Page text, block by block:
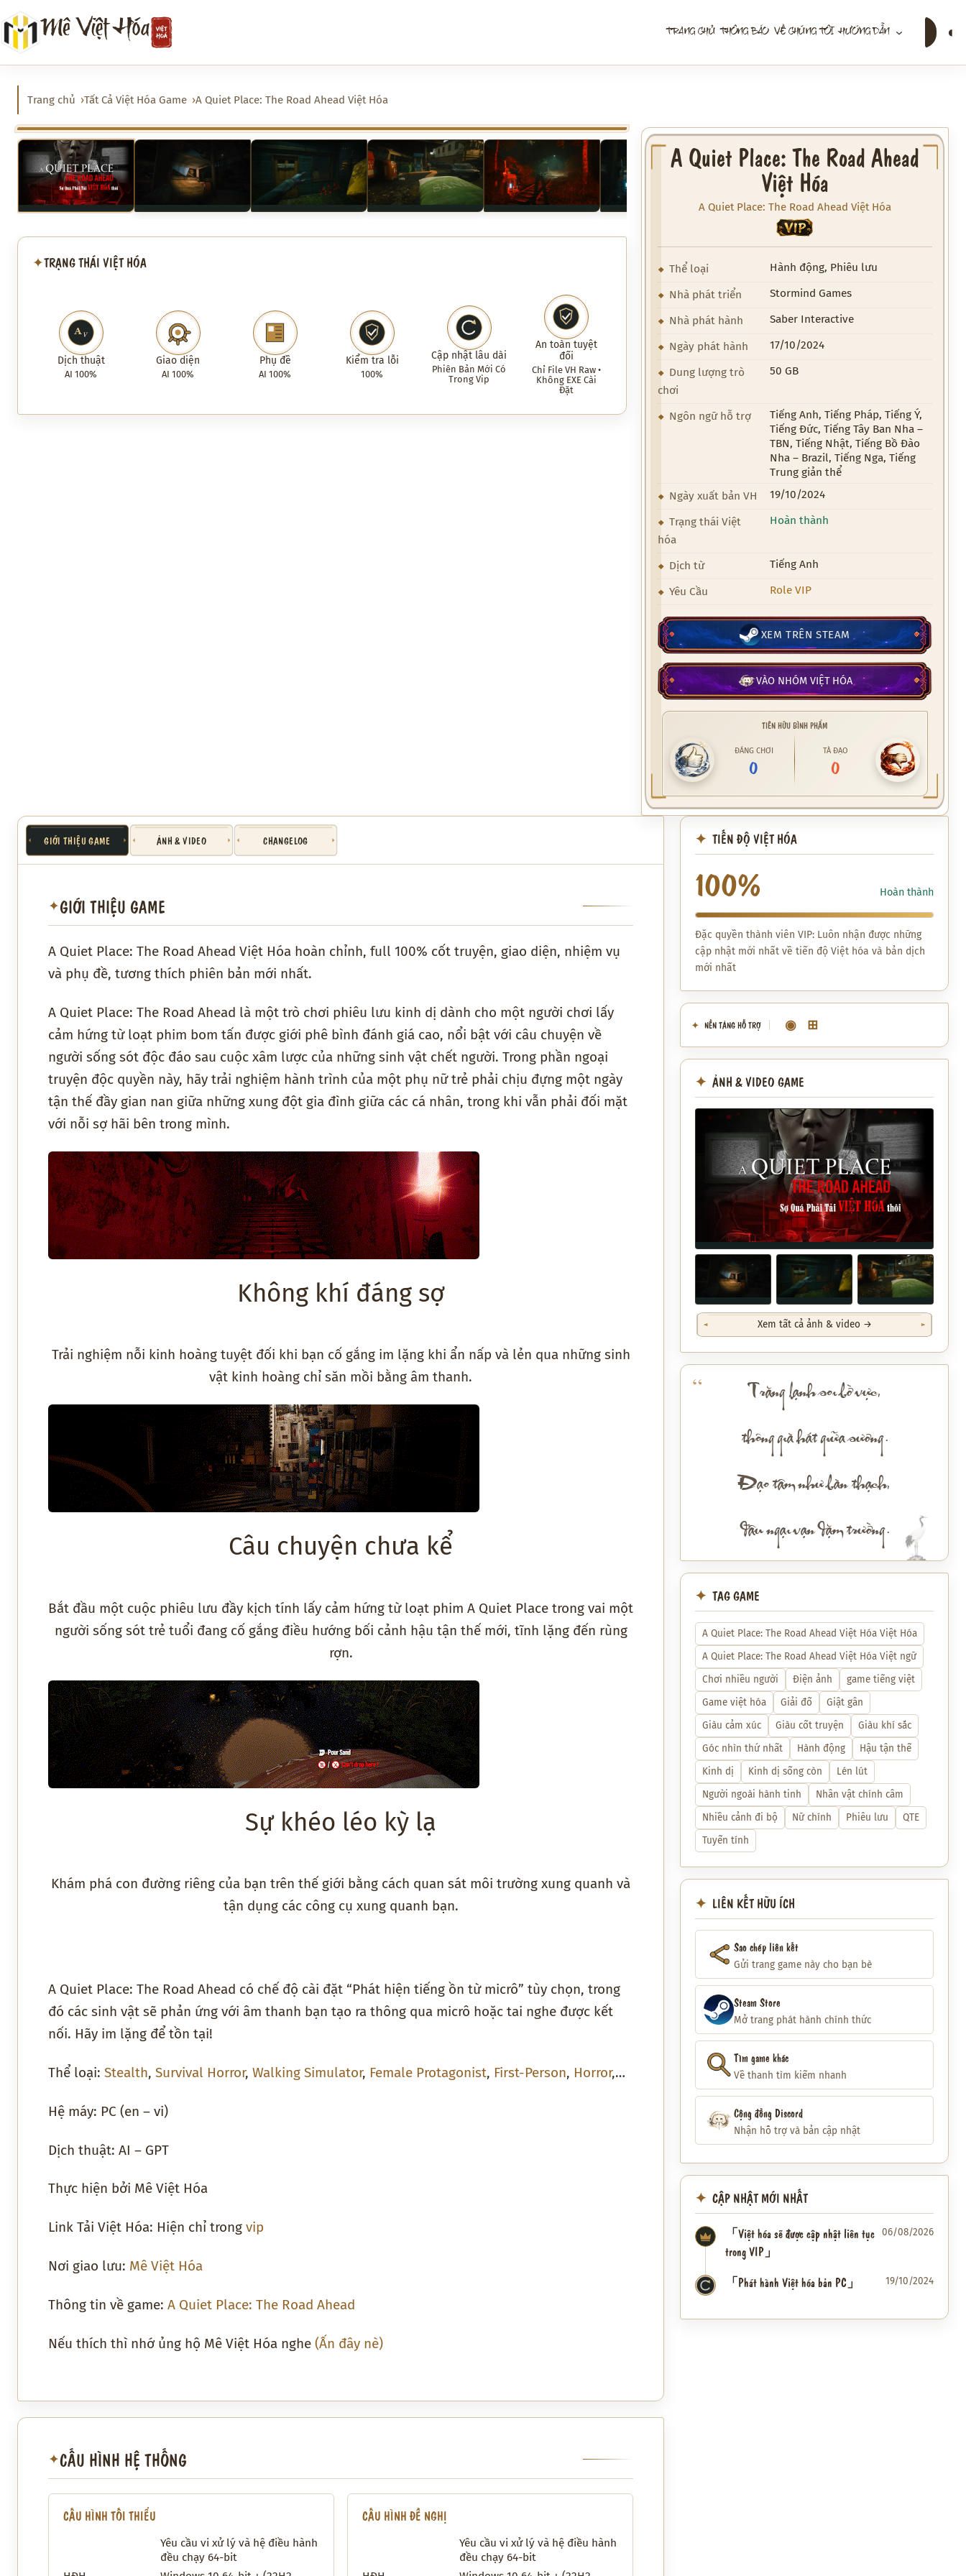
đến
phần
nội
dung
Mê Việt Hóa TRANG CHỦ THÔNG BÁO VỀ CHÚNG TÔI HƯỚNG DẪN
kiếm
◐
Trang chủ Tất Cả Việt Hóa Game A Quiet Place: The Road Ahead Việt Hóa
‹ ›
✦TRẠNG THÁI VIỆT HÓA
Dịch thuật
AI 100%
Giao diện
AI 100%
Phụ đề
AI 100%
Kiểm tra lỗi
100%
Cập nhật lâu dài
Phiên Bản Mới Có
Trong Vip
An toàn tuyệt
đối
Chỉ File VH Raw •
Không EXE Cài
Đặt
A Quiet Place: The Road Ahead
Việt Hóa
A Quiet Place: The Road Ahead Việt Hóa
VIP
Thể loại Hành động, Phiêu lưu
Nhà phát triển Stormind Games
Nhà phát hành Saber Interactive
Ngày phát hành 17/10/2024
Dung lượng trò
chơi
50 GB
Ngôn ngữ hỗ trợ
Tiếng Anh, Tiếng Pháp, Tiếng Ý,
Tiếng Đức, Tiếng Tây Ban Nha –
TBN, Tiếng Nhật, Tiếng Bồ Đào
Nha – Brazil, Tiếng Nga, Tiếng
Trung giản thể
Ngày xuất bản VH
19/10/2024
Trạng thái Việt
hóa
Hoàn thành
Dịch từ Tiếng Anh
Yêu Cầu Role VIP
XEM TRÊN STEAM
VÀO NHÓM VIỆT HÓA
TIÊN HỮU BÌNH PHẨM
ĐÁNG CHƠI
0
TÀ ĐẠO
0
GIỚI THIỆU GAME ẢNH & VIDEO CHANGELOG
✦GIỚI THIỆU GAME
A Quiet Place: The Road Ahead Việt Hóa hoàn chỉnh, full 100% cốt truyện, giao diện, nhiệm vụ
và phụ đề, tương thích phiên bản mới nhất.
A Quiet Place: The Road Ahead là một trò chơi phiêu lưu kinh dị dành cho một người chơi lấy
cảm hứng từ loạt phim bom tấn được giới phê bình đánh giá cao, nổi bật với câu chuyện về
người sống sót độc đáo sau cuộc xâm lược của những sinh vật chết người. Trong phần ngoại
truyện độc quyền này, hãy trải nghiệm hành trình của một phụ nữ trẻ phải chịu đựng một ngày
tận thế đầy gian nan giữa những xung đột gia đình giữa các cá nhân, trong khi vẫn phải đối mặt
với nỗi sợ hãi bên trong mình.
Không khí đáng sợ
Trải nghiệm nỗi kinh hoàng tuyệt đối khi bạn cố gắng im lặng khi ẩn nấp và lẻn qua những sinh
vật kinh hoàng chỉ săn mồi bằng âm thanh.
Câu chuyện chưa kể
Bắt đầu một cuộc phiêu lưu đầy kịch tính lấy cảm hứng từ loạt phim A Quiet Place trong vai một
người sống sót trẻ tuổi đang cố gắng điều hướng bối cảnh hậu tận thế mới, tĩnh lặng đến rùng
rợn.
Sự khéo léo kỳ lạ
Khám phá con đường riêng của bạn trên thế giới bằng cách quan sát môi trường xung quanh và
tận dụng các công cụ xung quanh bạn.
A Quiet Place: The Road Ahead có chế độ cài đặt “Phát hiện tiếng ồn từ micrô” tùy chọn, trong
đó các sinh vật sẽ phản ứng với âm thanh bạn tạo ra thông qua micrô hoặc tai nghe được kết
nối. Hãy im lặng để tồn tại!
Thể loại: Stealth, Survival Horror, Walking Simulator, Female Protagonist, First-Person, Horror,…
Hệ máy: PC (en – vi)
Dịch thuật: AI – GPT
Thực hiện bởi Mê Việt Hóa
Link Tải Việt Hóa: Hiện chỉ trong vip
Nơi giao lưu: Mê Việt Hóa
Thông tin về game: A Quiet Place: The Road Ahead
Nếu thích thì nhớ ủng hộ Mê Việt Hóa nghe (Ấn đây nè)
✦CẤU HÌNH HỆ THỐNG
CẤU HÌNH TỐI THIỂU
Yêu cầu vi xử lý và hệ điều hành
đều chạy 64-bit
CẤU HÌNH ĐỀ NGHỊ
Yêu cầu vi xử lý và hệ điều hành
đều chạy 64-bit
TIẾN ĐỘ VIỆT HÓA
100% Hoàn thành
Đặc quyền thành viên VIP: Luôn nhận được những
cập nhật mới nhất về tiến độ Việt hóa và bản dịch
mới nhất
NỀN TẢNG HỖ TRỢ ◉ ⊞
ẢNH & VIDEO GAME
Xem tất cả ảnh & video →
Trăng lạnh soi bờ vực,
thông già hát giữa sương.
Đạo tâm như bàn thạch,
đâu ngại vạn dặm trường.
TAG GAME
A Quiet Place: The Road Ahead Việt Hóa Việt Hóa
A Quiet Place: The Road Ahead Việt Hóa Việt ngữ
Chơi nhiều người
Điện ảnh
game tiếng việt
Game việt hóa
Giải đố
Giật gân
Giàu cảm xúc
Giàu cốt truyện
Giàu khí sắc
Góc nhìn thứ nhất
Hành động
Hậu tận thế
Kinh dị
Kinh dị sống còn
Lén lút
Người ngoài hành tinh
Nhân vật chính câm
Nhiều cảnh đi bộ
Nữ chính Phiêu lưu
QTE
Tuyến tính
LIÊN KẾT HỮU ÍCH
Sao chép liên kết
Gửi trang game này cho bạn bè
Steam Store
Mở trang phát hành chính thức
Tìm game khác
Về thanh tìm kiếm nhanh
Cộng đồng Discord
Nhận hỗ trợ và bản cập nhật
CẬP NHẬT MỚI NHẤT
「Việt hóa sẽ được cập nhật liên tục
trong VIP」
06/08/2026
✦ 「Phát hành Việt hóa bản PC」 19/10/2024